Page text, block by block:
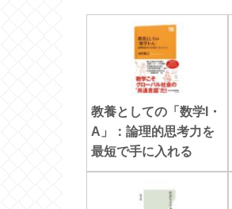
教養としての「数学I・
A」：論理的思考力を
最短で手に入れる